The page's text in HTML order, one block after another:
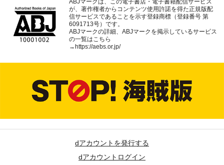
ABJマークは、この電子書店・電子書籍配信サービス
が、著作権者からコンテンツ使用許諾を得た正規版配
信サービスであることを示す登録商標（登録番号 第
6091713号）です。
ABJマークの詳細、ABJマークを掲示しているサービス
の一覧はこちら
→ https://aebs.or.jp/
dアカウントを発行する
dアカウントログイン